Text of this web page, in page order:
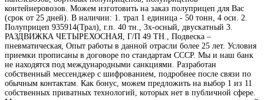
контейнеровозов. Можем изготовить на заказ полуприцеп для Вас
(срок от 25 дней). В наличии: 1. трал 1 единица - 50 тонн, 4 оси. 2.
Полуприцеп 935914(Трал), г.п. 40 тн., 3х-осный, двускатный 3.
РАЗДВИЖКА ЧЕТЫРЕХОСНАЯ, Г/П 49 ТН., Подвеска –
пневматическая, Опыт работы в данной отрасли более 25 лет. Условия
приемки прописаны в договоре по стандартам СССР. Мы и наш банк
не находятся под международными санкциями. Разработан
собственный мессенджер с шифрованием, подробнее после связи по
обычным контактам. Как бонус, можем предложить на выбор 1 из 11
собственных приватных технологий, которых нет в публичной сфере.